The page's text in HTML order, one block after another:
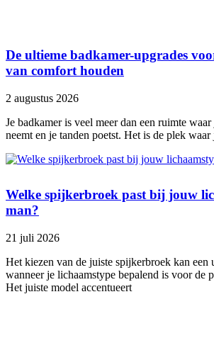
De ultieme badkamer-upgrades
van comfort houden
2 augustus 2026
Je badkamer is veel meer dan een ruimte
neemt en je tanden poetst. Het is de plek waar
Welke spijkerbroek past bij jouw
man?
21 juli 2026
Het kiezen van de juiste spijkerbroek kan
wanneer je lichaamstype bepalend is voor de
Het juiste model accentueert